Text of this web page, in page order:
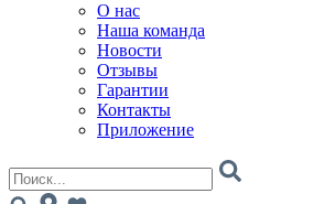
О нас
Наша команда
Новости
Отзывы
Гарантии
Контакты
Приложение